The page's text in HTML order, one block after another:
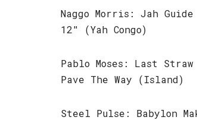
Naggo Morris: Jah Guide
12″ (Yah Congo)
Pablo Moses: Last Straw
Pave The Way (Island)
Steel Pulse: Babylon